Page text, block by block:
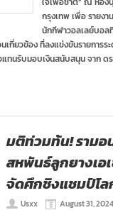
กรุงเทพ เพื่อ รายง
นักกีฬาวอลเลย์บอล
กี่ยวข้อง ที่ลงแข่งขันรายการร
ทนรับมอบเงินสนับสนุน จาก
มติท่วมท้น! รามอ
สหพันธ์ลูกยางเอ
จัดศึกชิงแชมป์โ
Usxx August 31, 2024